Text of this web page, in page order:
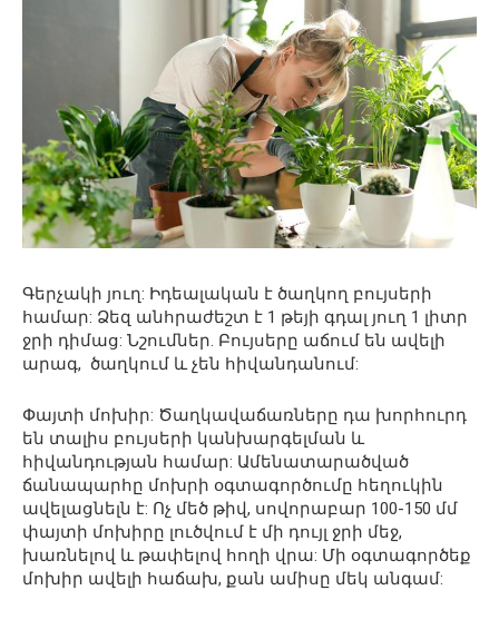
Գերչակի յուղ: Իդեալական է ծաղկող բույսերի
համար: Ձեզ անհրաժեշտ է 1 թեյի գդալ յուղ 1 լիտր
ջրի դիմաց: Նշումներ. Բույսերը աճում են ավելի
արագ, ծաղկում և չեն հիվանդանում:
Փայտի մոխիր: Ծաղկավաճառները դա խորհուրդ
են տալիս բույսերի կանխարգելման և
հիվանդության համար: Ամենատարածված
ճանապարհը մոխրի օգտագործումը հեղուկին
ավելացնելն է: Ոչ մեծ թիվ, սովորաբար 100-150 մմ
փայտի մոխիրը լուծվում է մի դույլ ջրի մեջ,
խառնելով և թափելով հողի վրա: Մի օգտագործեք
մոխիր ավելի հաճախ, քան ամիսը մեկ անգամ: